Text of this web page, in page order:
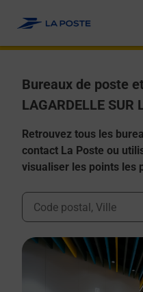
Bureaux de poste
LAGARDELLE SUR
Retrouvez tous les
contact La Poste ou
visualiser les points les
Ville, Département, Code